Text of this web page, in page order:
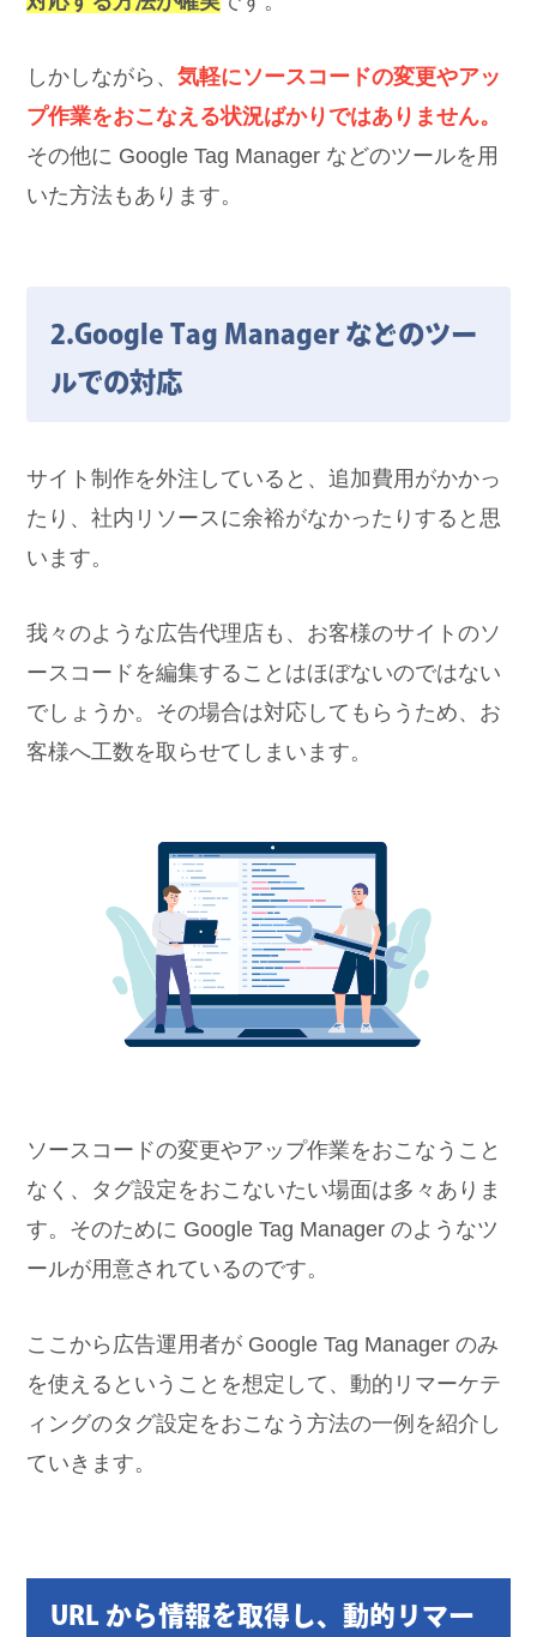
しかしながら、気軽にソースコードの変更やアッ
プ作業をおこなえる状況ばかりではありません。
その他に Google Tag Manager などのツールを用
いた方法もあります。
2.Google Tag Manager などのツー
ルでの対応
サイト制作を外注していると、追加費用がかかっ
たり、社内リソースに余裕がなかったりすると思
います。
我々のような広告代理店も、お客様のサイトのソ
ースコードを編集することはほぼないのではない
でしょうか。その場合は対応してもらうため、お
客様へ工数を取らせてしまいます。
ソースコードの変更やアップ作業をおこなうこと
なく、タグ設定をおこないたい場面は多々ありま
す。そのために Google Tag Manager のようなツ
ールが用意されているのです。
ここから広告運用者が Google Tag Manager のみ
を使えるということを想定して、動的リマーケテ
ィングのタグ設定をおこなう方法の一例を紹介し
ていきます。
URL から情報を取得し、動的リマー